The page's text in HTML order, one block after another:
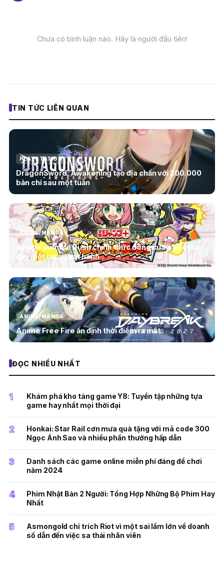
Chưa có bình luận nào. Hãy là người đầu tiên!
TIN TỨC LIÊN QUAN
PLAYSTATION
DragonSword: Awakening tạo địa chấn với 200.000
bản chỉ sau một tuần
ANIME/MANGA
Jump+ Jumble Rush chính thức đóng cửa sau chưa
đầy một năm phát hành
ANIME/MANGA
Anime Free Fire ấn định thời điểm ra mắt
ĐỌC NHIỀU NHẤT
1
Khám phá kho tàng game Y8: Tuyển tập những tựa
game hay nhất mọi thời đại
2
Honkai: Star Rail cơn mưa quà tặng với mã code 300
Ngọc Ánh Sao và nhiều phần thưởng hấp dẫn
3
Danh sách các game online miễn phí đáng để chơi
năm 2024
4
Phim Nhật Bản 2 Người: Tổng Hợp Những Bộ Phim Hay
Nhất
5
Asmongold chỉ trích Riot vì một sai lầm lớn về doanh
số dẫn đến việc sa thải nhân viên